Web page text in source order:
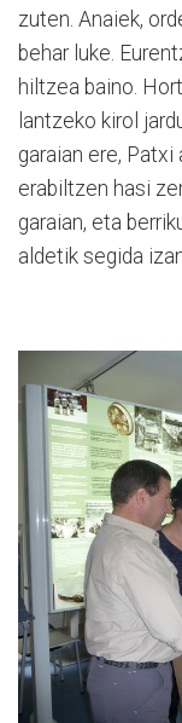
zuten. Anaiek,
behar luke.
hiltzea baino.
lantzeko kirol
garaian ere,
erabiltzen hasi
garaian, eta
aldetik segida